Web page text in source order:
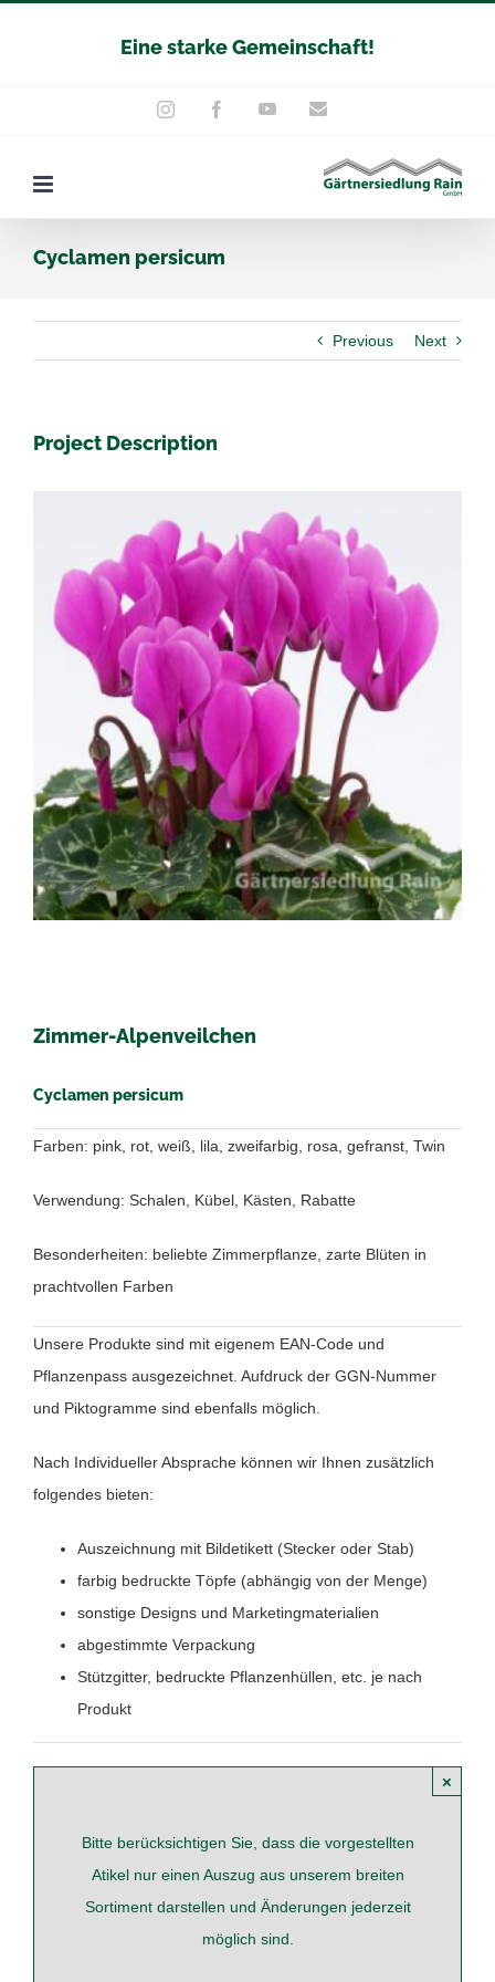
Eine starke Gemeinschaft!
InstagramFacebookYouTubeE-
Cyclamen persicum
Previous Next
Project Description
Zimmer-Alpenveilchen
Cyclamen persicum
Farben: pink, rot, weiß, lila, zweifarbig, rosa, gefranst, Twin
Verwendung: Schalen, Kübel, Kästen, Rabatte
Besonderheiten: beliebte Zimmerpflanze, zarte Blüten in
prachtvollen Farben
Unsere Produkte sind mit eigenem EAN-Code und
Pflanzenpass ausgezeichnet. Aufdruck der GGN-Nummer
und Piktogramme sind ebenfalls möglich.
Nach Individueller Absprache können wir Ihnen zusätzlich
folgendes bieten:
Auszeichnung mit Bildetikett (Stecker oder Stab)
farbig bedruckte Töpfe (abhängig von der Menge)
sonstige Designs und Marketingmaterialien
abgestimmte Verpackung
Stützgitter, bedruckte Pflanzenhüllen, etc. je nach
Produkt
Bitte berücksichtigen Sie, dass die vorgestellten
Atikel nur einen Auszug aus unserem breiten
Sortiment darstellen und Änderungen jederzeit
möglich sind.
×